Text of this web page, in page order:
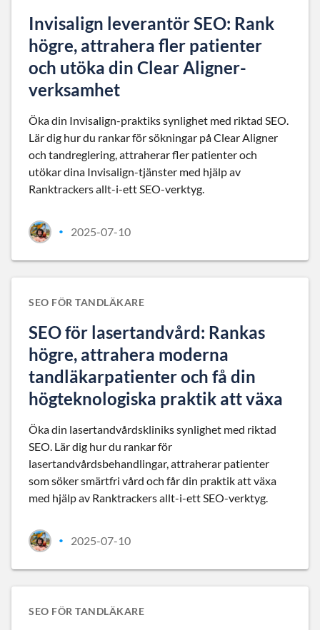
Invisalign leverantör SEO: Rank
högre, attrahera fler patienter
och utöka din Clear Aligner-
verksamhet
Öka din Invisalign-praktiks synlighet med riktad SEO.
Lär dig hur du rankar för sökningar på Clear Aligner
och tandreglering, attraherar fler patienter och
utökar dina Invisalign-tjänster med hjälp av
Ranktrackers allt-i-ett SEO-verktyg.
• 2025-07-10
SEO FÖR TANDLÄKARE
SEO för lasertandvård: Rankas
högre, attrahera moderna
tandläkarpatienter och få din
högteknologiska praktik att växa
Öka din lasertandvårdskliniks synlighet med riktad
SEO. Lär dig hur du rankar för
lasertandvårdsbehandlingar, attraherar patienter
som söker smärtfri vård och får din praktik att växa
med hjälp av Ranktrackers allt-i-ett SEO-verktyg.
• 2025-07-10
SEO FÖR TANDLÄKARE